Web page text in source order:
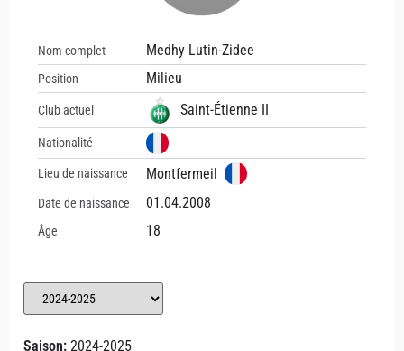
Nom complet Medhy Lutin-Zidee
Position Milieu
Club actuel Saint-Étienne II
Nationalité
Lieu de naissance Montfermeil
Date de naissance 01.04.2008
Âge 18
Saison: 2024-2025